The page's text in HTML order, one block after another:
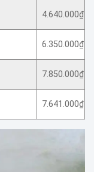
4.640.000₫
6.350.000₫
7.850.000₫
7.641.000₫